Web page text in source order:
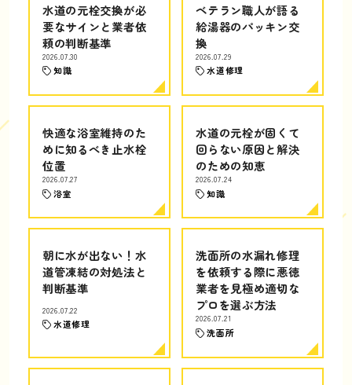
水道の元栓交換が必
要なサインと業者依
頼の判断基準
2026.07.30
知識
ベテラン職人が語る
給湯器のパッキン交
換
2026.07.29
水道修理
快適な浴室維持のた
めに知るべき止水栓
位置
2026.07.27
浴室
水道の元栓が固くて
回らない原因と解決
のための知恵
2026.07.24
知識
朝に水が出ない！水
道管凍結の対処法と
判断基準
2026.07.22
水道修理
洗面所の水漏れ修理
を依頼する際に悪徳
業者を見極め適切な
プロを選ぶ方法
2026.07.21
洗面所